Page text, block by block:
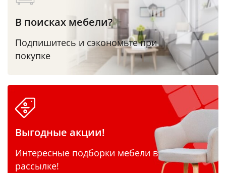
В поисках мебели?
Подпишитесь и сэкономьте при
покупке
Выгодные акции!
Интересные подборки мебели в
рассылке!